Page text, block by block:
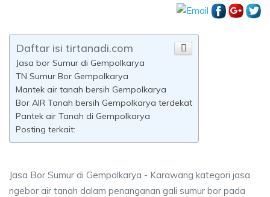
Daftar isi tirtanadi.com
Jasa bor Sumur di Gempolkarya
TN Sumur Bor Gempolkarya
Mantek air tanah bersih Gempolkarya
Bor AIR Tanah bersih Gempolkarya terdekat
Pantek air Tanah di Gempolkarya
Posting terkait:
Jasa Bor Sumur di Gempolkarya - Karawang kategori jasa
ngebor air tanah dalam penanganan gali sumur bor pada